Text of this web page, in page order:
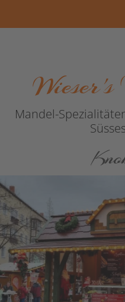
Wieser's
Mandel-